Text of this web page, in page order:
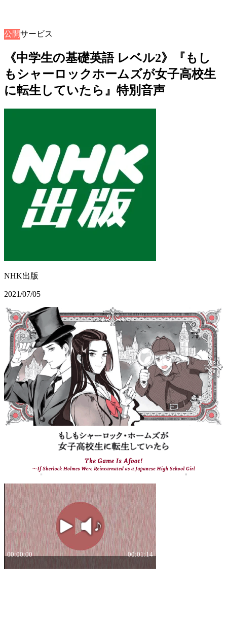
公開
音声サービス
《中学生の基礎英語 レベル2》『もし
もシャーロックホームズが女子高校生
に転生していたら』特別音声
NHK出版
2021/07/05